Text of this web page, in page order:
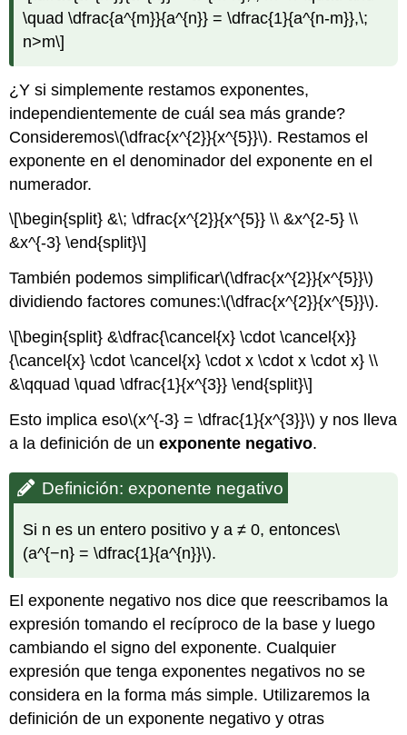
\quad \dfrac{a^{m}}{a^{n}} = \dfrac{1}{a^{n-m}},\;
n>m\]
¿Y si simplemente restamos exponentes,
independientemente de cuál sea más grande?
Consideremos\(\dfrac{x^{2}}{x^{5}}\). Restamos el
exponente en el denominador del exponente en el
numerador.
\[\begin{split} &\; \dfrac{x^{2}}{x^{5}} \\ &x^{2-5} \\
&x^{-3} \end{split}\]
También podemos simplificar\(\dfrac{x^{2}}{x^{5}}\)
dividiendo factores comunes:\(\dfrac{x^{2}}{x^{5}}\).
\[\begin{split} &\dfrac{\cancel{x} \cdot \cancel{x}}
{\cancel{x} \cdot \cancel{x} \cdot x \cdot x \cdot x} \\
&\qquad \quad \dfrac{1}{x^{3}} \end{split}\]
Esto implica eso\(x^{-3} = \dfrac{1}{x^{3}}\) y nos lleva
a la definición de unexponente negativo.
Definición: exponente negativo
Si n es un entero positivo y a ≠ 0, entonces\
(a^{−n} = \dfrac{1}{a^{n}}\).
El exponente negativo nos dice que reescribamos la
expresión tomando el recíproco de la base y luego
cambiando el signo del exponente. Cualquier
expresión que tenga exponentes negativos no se
considera en la forma más simple. Utilizaremos la
definición de un exponente negativo y otras